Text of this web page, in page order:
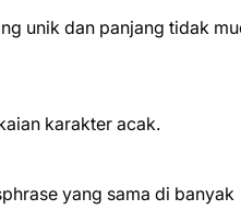
unik dan panjang tidak
karakter acak.
yang sama di banyak